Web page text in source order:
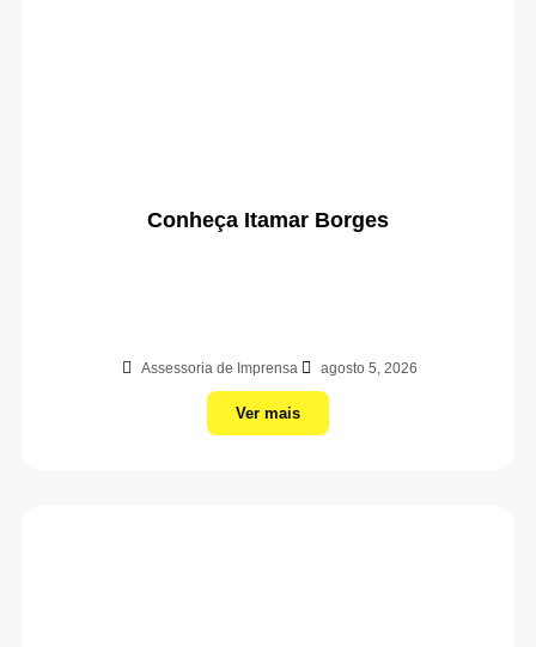
Conheça Itamar Borges
Assessoria de Imprensa agosto 5, 2026
Ver mais